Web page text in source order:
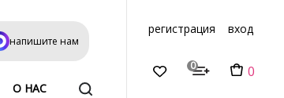
напишите нам
О НАС
регистрация вход
0 0